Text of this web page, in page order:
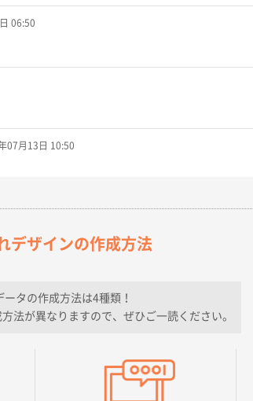
06:50
07月13日 10:50
月03日 09:23
11日 14:46
デザインの作成方法
ータの作成方法は4種類！
法が異なりますので、ぜひご一読ください。